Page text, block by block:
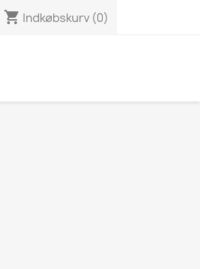
shopping_cart Indkøbskurv (0)